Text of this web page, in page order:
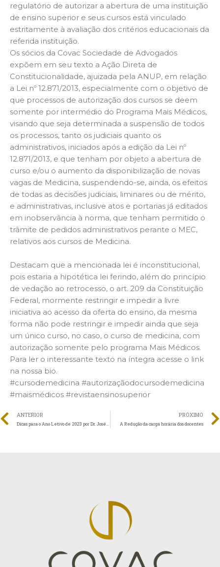
regulatório de autorizar a abertura de uma instituição
de ensino superior e seus cursos está vinculado
estritamente à avaliação dos critérios educacionais da
referida instituição.
Os sócios da Covac Sociedade de Advogados
expõem em seu texto a Ação Direta de
Constitucionalidade, ajuizada pela ANUP, em relação
a Lei nº 12.871/2013, especialmente com o objetivo de
que processos de autorização dos cursos se deem
somente por intermédio do Programa Mais Médicos,
visando que seja determinada a suspensão de todos
os processos, tanto os judiciais quanto os
administrativos, iniciados após a edição da Lei nº
12.871/2013, e que tenham por objeto a abertura de
curso e/ou o aumento da disponibilização de novas
vagas de Medicina, suspendendo-se, ainda, os efeitos
de todas as decisões judiciais, liminares ou de mérito,
e administrativas, inclusive atos e portarias já editados
em inobservância à norma, que tenham permitido o
trâmite de pedidos administrativos perante o MEC,
relativos aos cursos de Medicina.
Destacam que a mencionada lei é inconstitucional,
pois estaria a hipotética lei ferindo, além do princípio
de vedação ao retrocesso, o art. 209 da Constituição
Federal, mormente restringir e impedir a livre
iniciativa ao acesso da oferta do ensino, da mesma
forma não pode restringir e impedir ainda que seja
um único curso, no caso, o curso de medicina, com
autorização somente pelo programa Mais Médicos.
Para ler o interessante texto na íntegra acesse o link
na nossa bio.
#cursodemedicina #autorizaçãodocursodemedicina
#maismédicos #revistaensinosuperior
ANTERIOR PRÓXIMO
A Redução da carga horária dos docentes